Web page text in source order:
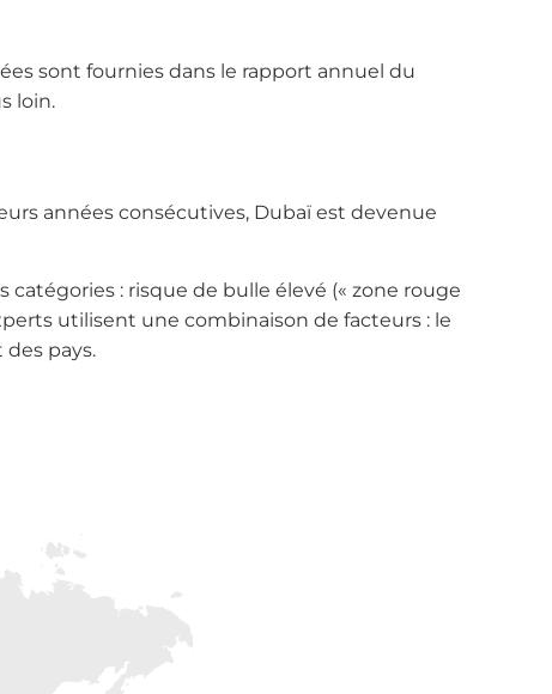
sont fournies dans le rapport annuel du
loin.
années consécutives, Dubaï est devenue
: risque de bulle élevé (« zone rouge
utilisent une combinaison de facteurs : le
pays.